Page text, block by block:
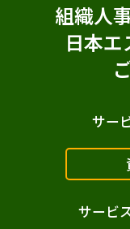
組織人
日本
サー
サービ